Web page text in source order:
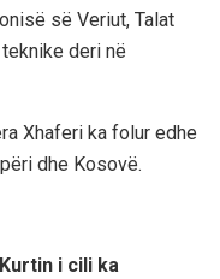
së Veriut, Talat
deri në
Xhaferi ka folur edhe
dhe Kosovë.
i cili ka